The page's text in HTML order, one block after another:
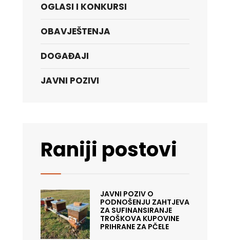
OGLASI I KONKURSI
OBAVJEŠTENJA
DOGAĐAJI
JAVNI POZIVI
Raniji postovi
JAVNI POZIV O
PODNOŠENJU ZAHTJEVA
ZA SUFINANSIRANJE
TROŠKOVA KUPOVINE
PRIHRANE ZA PČELE